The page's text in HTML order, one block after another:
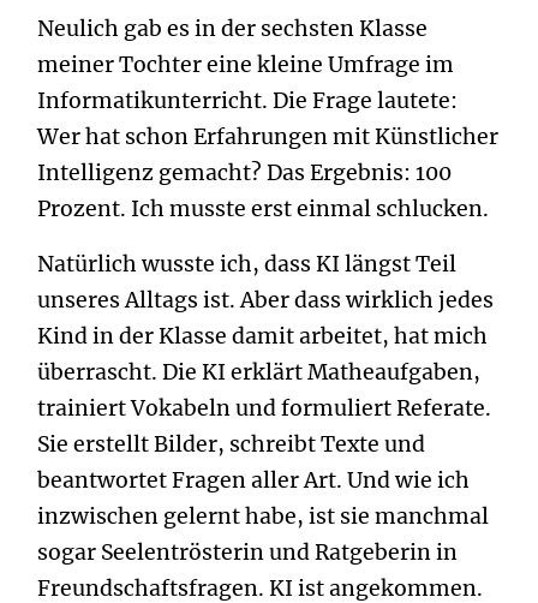
Neulich gab es in der sechsten Klasse
meiner Tochter eine kleine Umfrage im
Informatikunterricht. Die Frage lautete:
Wer hat schon Erfahrungen mit Künstlicher
Intelligenz gemacht? Das Ergebnis: 100
Prozent. Ich musste erst einmal schlucken.
Natürlich wusste ich, dass KI längst Teil
unseres Alltags ist. Aber dass wirklich jedes
Kind in der Klasse damit arbeitet, hat mich
überrascht. Die KI erklärt Matheaufgaben,
trainiert Vokabeln und formuliert Referate.
Sie erstellt Bilder, schreibt Texte und
beantwortet Fragen aller Art. Und wie ich
inzwischen gelernt habe, ist sie manchmal
sogar Seelentrösterin und Ratgeberin in
Freundschaftsfragen. KI ist angekommen.